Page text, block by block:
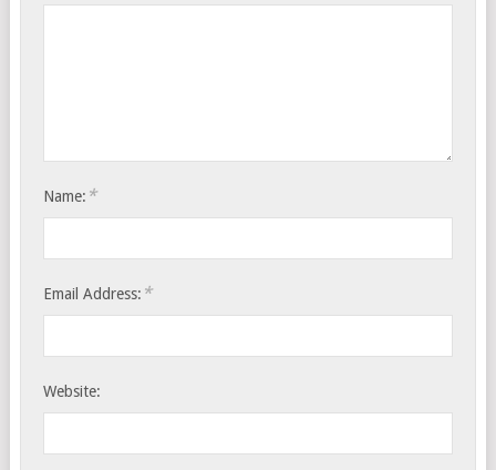
Name: *
Email Address: *
Website: